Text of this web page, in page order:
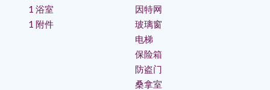
1 浴室
1 附件
因特网
玻璃窗
电梯
保险箱
防盗门
桑拿室